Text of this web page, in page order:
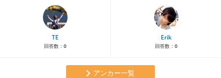
TE
回答数： 0
Erik
回答数： 0
アンカー一覧